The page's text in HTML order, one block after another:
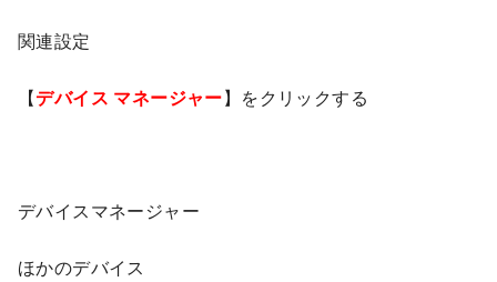
関連設定
【デバイス マネージャー】をクリックする
デバイスマネージャー
ほかのデバイス